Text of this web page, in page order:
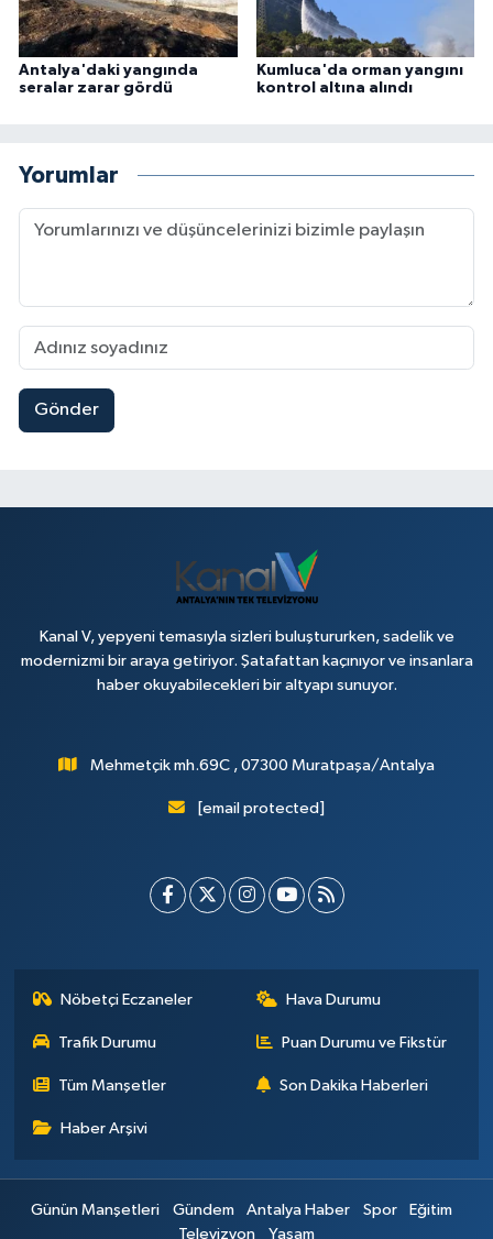
Antalya'daki yangında
seralar zarar gördü
Kumluca'da orman yangını
kontrol altına alındı
Yorumlar
Gönder
Kanal V, yepyeni temasıyla sizleri buluştururken, sadelik ve
modernizmi bir araya getiriyor. Şatafattan kaçınıyor ve insanlara
haber okuyabilecekleri bir altyapı sunuyor.
Mehmetçik mh.69C , 07300 Muratpaşa/Antalya
[email protected]
Nöbetçi Eczaneler Hava Durumu
Trafik Durumu Puan Durumu ve Fikstür
Tüm Manşetler Son Dakika Haberleri
Haber Arşivi
Günün Manşetleri Gündem Antalya Haber Spor
Eğitim
Televizyon
Yaşam